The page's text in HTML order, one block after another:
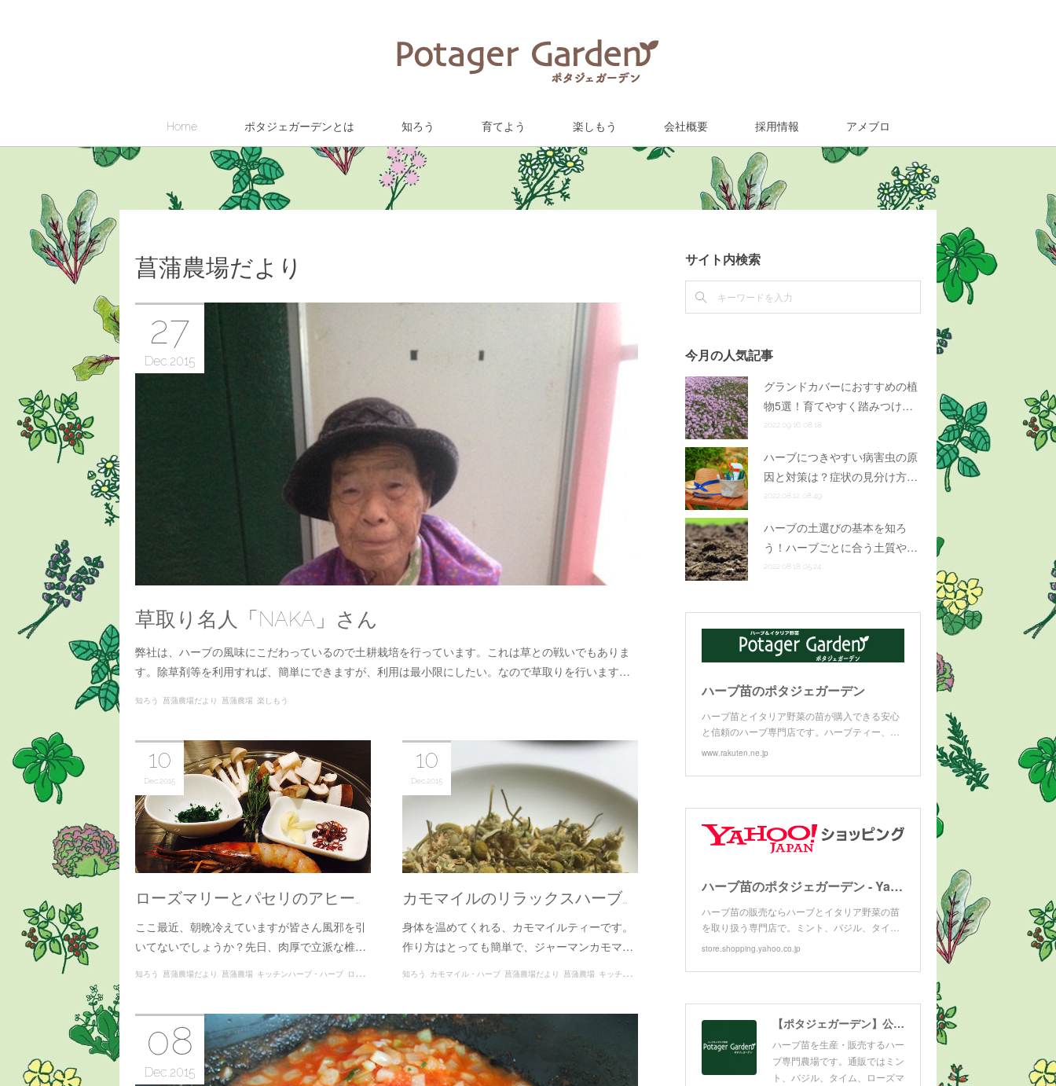
Home ポタジェガーデンとは 知ろう 育てよう 楽しもう 会社概要 採用情報 アメブロ
菖蒲農場だより
草取り名人「NAKA」さん
弊社は、ハーブの風味にこだわっているので土耕栽培を行っています。これは草との戦いでもありま
す。除草剤等を利用すれば、簡単にできますが、利用は最小限にしたい。なので草取りを行います…
27
Dec 2015
知ろう 菖蒲農場だより 菖蒲農場 楽しもう
ローズマリーとパセリのアヒー…
ここ最近、朝晩冷えていますが皆さん風邪を引
いてないでしょうか？先日、肉厚で立派な椎…
10
Dec2015
知ろう 菖蒲農場だより 菖蒲農場 キッチンハーブ・ハーブ ローズマリー・ハーブ 楽しもう
カモマイルのリラックスハーブ…
身体を温めてくれる、カモマイルティーです。
作り方はとっても簡単で、ジャーマンカモマ…
10
Dec2015
知ろう カモマイル・ハーブ 菖蒲農場だより 菖蒲農場 キッチンハーブ・ハーブ 楽しもう
08
Dec 2015
サイト内検索
今月の人気記事
グランドカバーにおすすめの植
物5選！育てやすく踏みつけ…
2022.09.16 08:18
ハーブにつきやすい病害虫の原
因と対策は？症状の見分け方…
2022.08.12 08:49
ハーブの土選びの基本を知ろ
う！ハーブごとに合う土質や…
2022.08.18 05:24
ハーブ苗のポタジェガーデン
ハーブ苗とイタリア野菜の苗が購入できる安心
と信頼のハーブ専門店です。ハーブティー、…
www.rakuten.ne.jp
ハーブ苗のポタジェガーデン - Yahoo!ショッピング
ハーブ苗の販売ならハーブとイタリア野菜の苗
を取り扱う専門店で。ミント、バジル、タイ…
store.shopping.yahoo.co.jp
【ポタジェガーデン】公式サイト
ハーブ苗を生産・販売するハー
ブ専門農場です。通販ではミン
ト、バジル、タイム、ローズマ